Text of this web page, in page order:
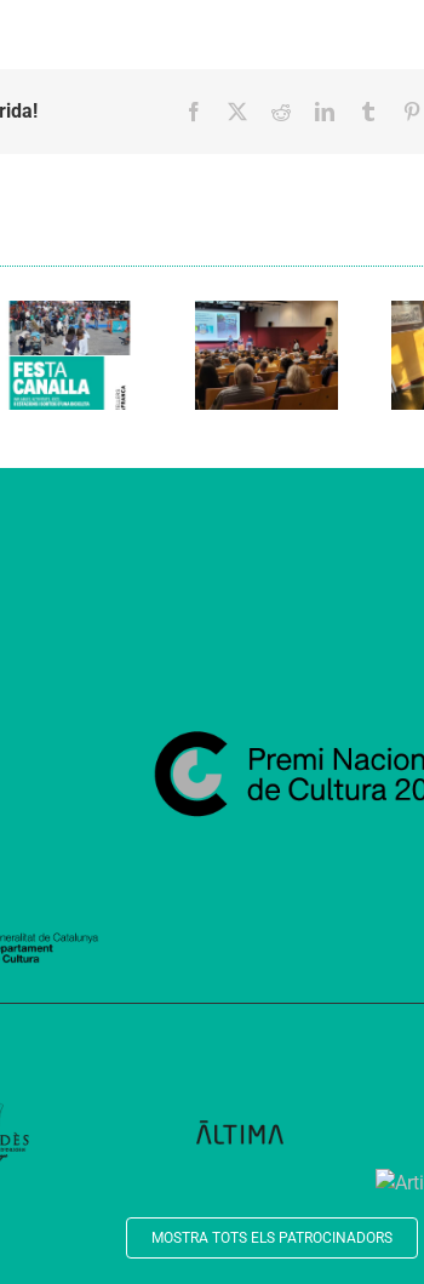
Facebook RedditLinkedInTumblr
Cal Figarot
lidera el
primer
d’energia
comunitària
Els Verds
presenten el
llibre
“Petita
història
dels
MOSTRA TOTS ELS PATROCINADORS